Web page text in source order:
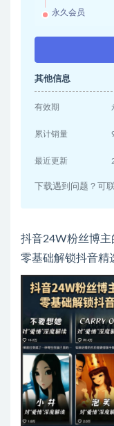
永久会员
其他信息
有效期
累计销量
最近更新
下载遇到问题？可
抖音24W粉丝博主
零基础解锁抖音精